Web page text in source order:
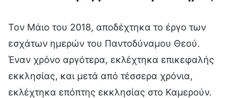
Τον Μάιο του 2018, αποδέχτηκα το έργο των
εσχάτων ημερών του Παντοδύναμου Θεού.
Έναν χρόνο αργότερα, εκλέχτηκα επικεφαλής
εκκλησίας, και μετά από τέσσερα χρόνια,
εκλέχτηκα επόπτης εκκλησίας στο Καμερούν.